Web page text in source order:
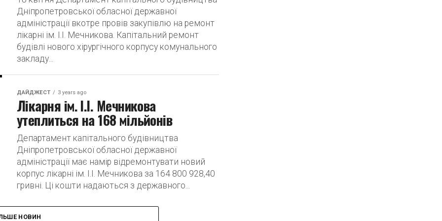
Дніпропетровської обласної державної
адміністрації вкотре провів закупівлю на ремонт
лікарні ім. І.І. Мечникова. Капітальний ремонт
будівлі нового хірургічного корпусу комунального
закладу...
ДАЙДЖЕСТ 3 years ago
Лікарня ім. І.І. Мечникова
утеплиться на 168 мільйонів
Департамент капітального будівництва
Дніпропетровської обласної державної
адміністрації має намір відремонтувати новий
корпус лікарні ім. І.І. Мечникова за 164 800 928,40
гривні. Ці кошти надаються з державного...
НОВИН